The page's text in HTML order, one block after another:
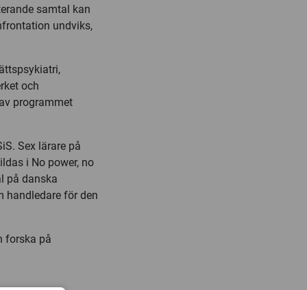
samtal kan
undviks,
och
programmet
Sex lärare på
i No power, no
på danska
handledare för den
forska på